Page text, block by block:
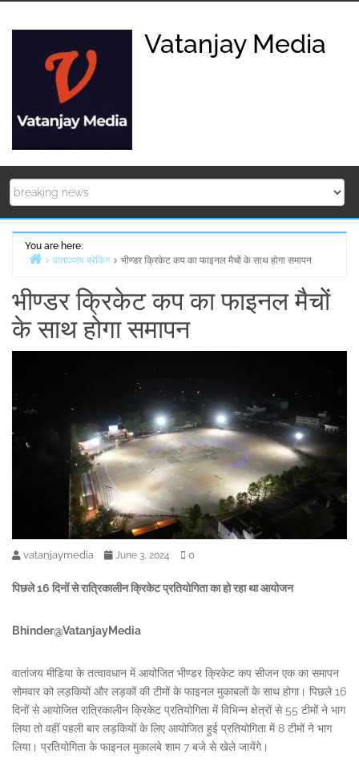
Vatanjay Media
You are here:
वाताञ्जय ब्रेकिंग भीण्डर क्रिकेट कप का फाइनल मैचों के साथ होगा समापन
भीण्डर क्रिकेट कप का फाइनल मैचों
के साथ होगा समापन
vatanjaymedia June 3, 2024 0
पिछले 16 दिनों से रात्रिकालीन क्रिकेट प्रतियोगिता का हो रहा था आयोजन
Bhinder@VatanjayMedia
वातांजय मीडिया के तत्वावधान में आयोजित भीण्डर क्रिकेट कप सीजन एक का समापन
सोमवार को लड़कियों और लड़कों की टीमों के फाइनल मुकाबलों के साथ होगा। पिछले 16
दिनों से आयोजित रात्रिकालीन क्रिकेट प्रतियोगिता में विभिन्न क्षेत्रों से 55 टीमों ने भाग
लिया तो वहीं पहली बार लड़कियों के लिए आयोजित हुई प्रतियोगिता में 8 टीमों ने भाग
लिया। प्रतियोगिता के फाइनल मुकालबे शाम 7 बजे से खेले जायेंगे।